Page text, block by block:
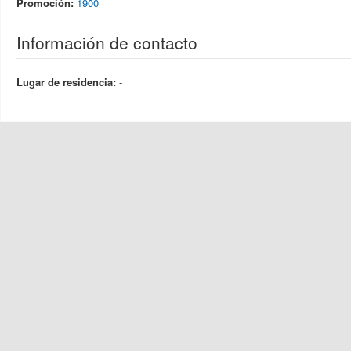
Información de contacto
Lugar de residencia: -